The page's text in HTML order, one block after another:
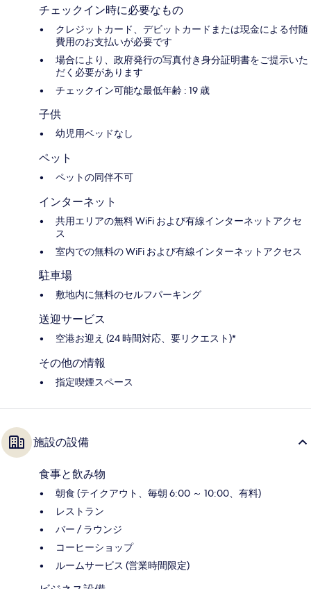
チェックイン時に必要なもの
クレジットカード、デビットカードまたは現金による付随
費用のお支払いが必要です
場合により、政府発行の写真付き身分証明書をご提示いた
だく必要があります
チェックイン可能な最低年齢 : 19 歳
子供
幼児用ベッドなし
ペット
ペットの同伴不可
インターネット
共用エリアの無料 WiFi および有線インターネットアクセ
ス
室内での無料の WiFi および有線インターネットアクセス
駐車場
敷地内に無料のセルフパーキング
送迎サービス
空港お迎え (24 時間対応、要リクエスト)*
その他の情報
指定喫煙スペース
施設の設備
食事と飲み物
朝食 (テイクアウト、毎朝 6:00 ～ 10:00、有料)
レストラン
バー / ラウンジ
コーヒーショップ
ルームサービス (営業時間限定)